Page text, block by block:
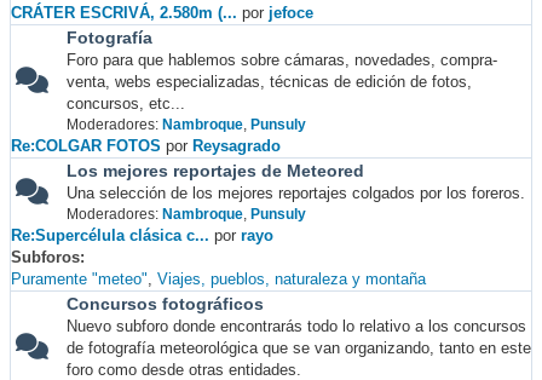
CRÁTER ESCRIVÁ, 2.580m (... por jefoce
Fotografía
Foro para que hablemos sobre cámaras, novedades, compra-
venta, webs especializadas, técnicas de edición de fotos,
concursos, etc...
Moderadores: Nambroque, Punsuly
Re:COLGAR FOTOS por Reysagrado
Los mejores reportajes de Meteored
Una selección de los mejores reportajes colgados por los foreros.
Moderadores: Nambroque, Punsuly
Re:Supercélula clásica c... por rayo
Subforos
Puramente "meteo" Viajes, pueblos, naturaleza y montaña
Concursos fotográficos
Nuevo subforo donde encontrarás todo lo relativo a los concursos
de fotografía meteorológica que se van organizando, tanto en este
foro como desde otras entidades.